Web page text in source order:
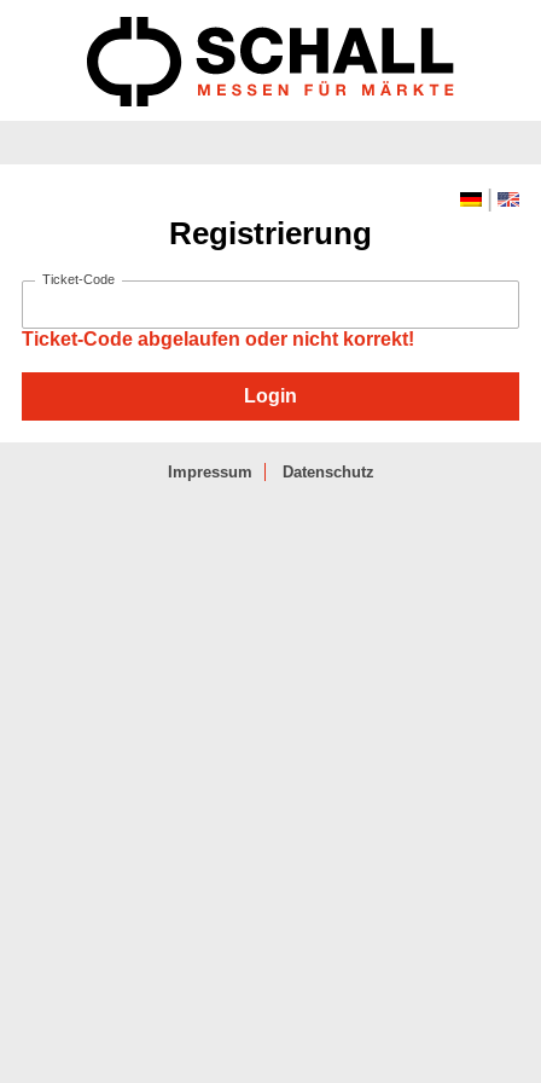
Registrierung
Ticket-Code
Ticket-Code abgelaufen oder nicht korrekt!
Impressum Datenschutz